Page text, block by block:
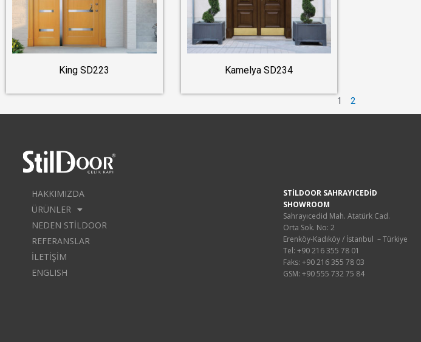
King SD223 Kamelya SD234
1 2
HAKKIMIZDA
ÜRÜNLER
NEDEN STILDOOR
REFERANSLAR
İLETIŞIM
ENGLISH
STİLDOOR SAHRAYICEDİD
SHOWROOM
Sahrayıcedid Mah. Atatürk Cad.
Orta Sok. No: 2
Erenköy-Kadıköy / İstanbul – Türkiye
Tel: +90 216 355 78 01
Faks: +90 216 355 78 03
GSM: +90 555 732 75 84